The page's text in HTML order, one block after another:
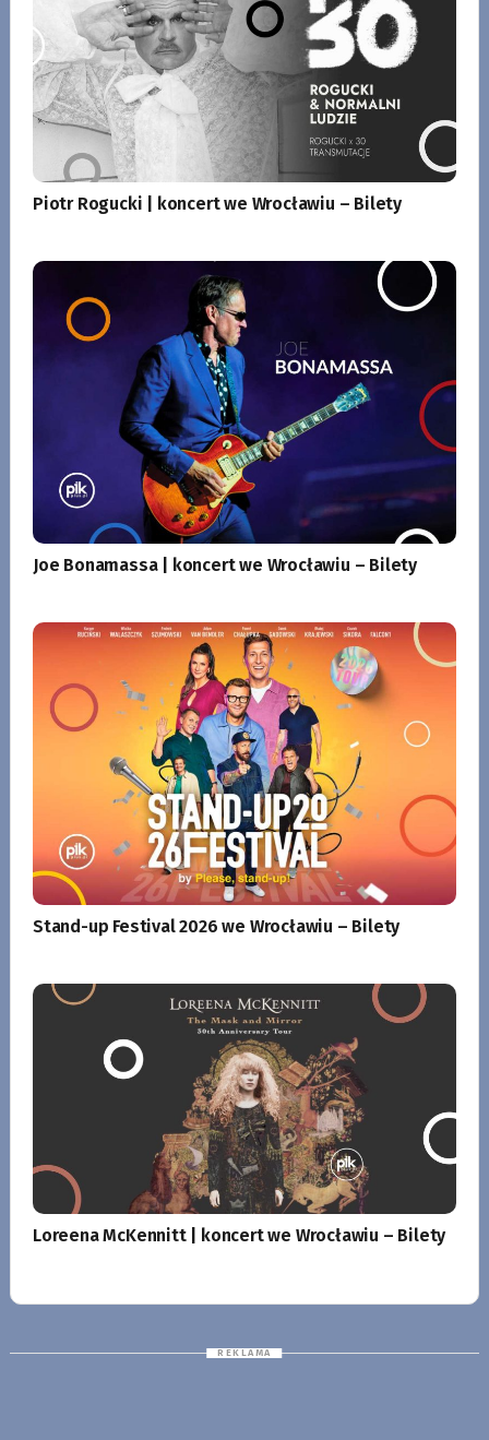
Piotr Rogucki | koncert we Wrocławiu – Bilety
Joe Bonamassa | koncert we Wrocławiu – Bilety
Stand-up Festival 2026 we Wrocławiu – Bilety
Loreena McKennitt | koncert we Wrocławiu – Bilety